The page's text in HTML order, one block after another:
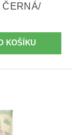
ČERNÁ/